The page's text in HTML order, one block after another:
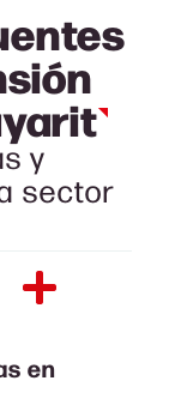
y
sector
en